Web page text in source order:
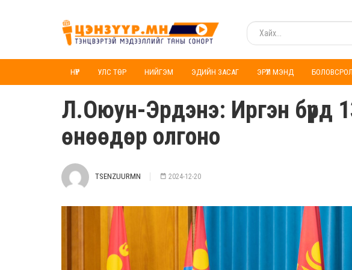
НҮҮР УЛС ТӨР НИЙГЭМ ЭДИЙН ЗАСАГ ЭРҮҮЛ МЭНД БОЛОВСРОЛ
Л.Оюун-Эрдэнэ: Иргэн бүрд
өнөөдөр олгоно
TSENZUURMN 2024-12-20